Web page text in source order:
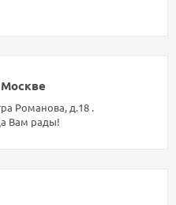
Романова, д.18 .
Вам рады!